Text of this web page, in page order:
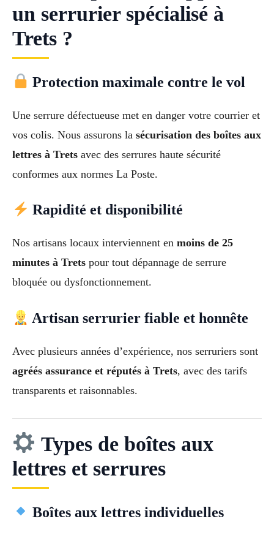
un serrurier spécialisé à
Trets ?
Protection maximale contre le vol
Une serrure défectueuse met en danger votre courrier et
vos colis. Nous assurons la sécurisation des boîtes aux
lettres à Trets avec des serrures haute sécurité
conformes aux normes La Poste.
Rapidité et disponibilité
Nos artisans locaux interviennent en moins de 25
minutes à Trets pour tout dépannage de serrure
bloquée ou dysfonctionnement.
Artisan serrurier fiable et honnête
Avec plusieurs années d’expérience, nos serruriers sont
agréés assurance et réputés à Trets, avec des tarifs
transparents et raisonnables.
Types de boîtes aux
lettres et serrures
Boîtes aux lettres individuelles